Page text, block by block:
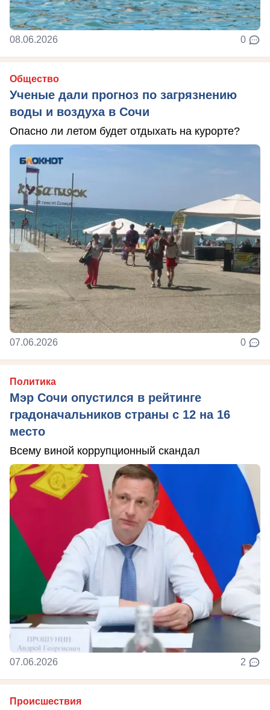
08.06.2026 0
Общество
Ученые дали прогноз по загрязнению
воды и воздуха в Сочи
Опасно ли летом будет отдыхать на курорте?
07.06.2026 0
Политика
Мэр Сочи опустился в рейтинге
градоначальников страны с 12 на 16
место
Всему виной коррупционный скандал
07.06.2026 2
Происшествия